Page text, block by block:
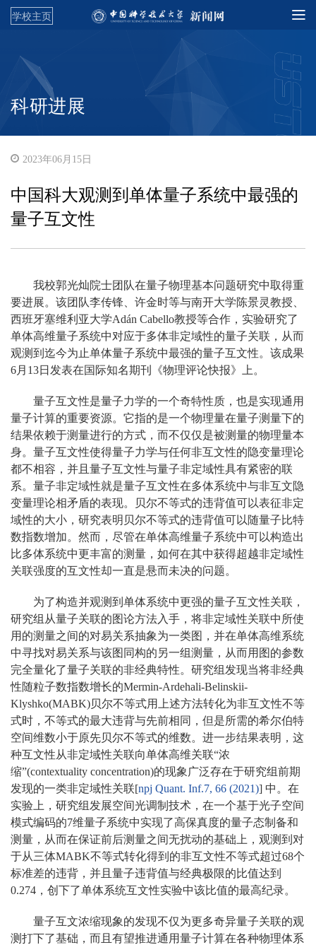
学校主页
科研进展
2023年06月15日
中国科大观测到单体量子系统中最强的
量子互文性
我校郭光灿院士团队在量子物理基本问题研究中取得重
要进展。该团队李传锋、许金时等与南开大学陈景灵教授、
西班牙塞维利亚大学Adán Cabello教授等合作，实验研究了
单体高维量子系统中对应于多体非定域性的量子关联，从而
观测到迄今为止单体量子系统中最强的量子互文性。该成果
6月13日发表在国际知名期刊《物理评论快报》上。
量子互文性是量子力学的一个奇特性质，也是实现通用
量子计算的重要资源。它指的是一个物理量在量子测量下的
结果依赖于测量进行的方式，而不仅仅是被测量的物理量本
身。量子互文性使得量子力学与任何非互文性的隐变量理论
都不相容，并且量子互文性与量子非定域性具有紧密的联
系。量子非定域性就是量子互文性在多体系统中与非互文隐
变量理论相矛盾的表现。贝尔不等式的违背值可以表征非定
域性的大小，研究表明贝尔不等式的违背值可以随量子比特
数指数增加。然而，尽管在单体高维量子系统中可以构造出
比多体系统中更丰富的测量，如何在其中获得超越非定域性
关联强度的互文性却一直是悬而未决的问题。
为了构造并观测到单体系统中更强的量子互文性关联，
研究组从量子关联的图论方法入手，将非定域性关联中所使
用的测量之间的对易关系抽象为一类图，并在单体高维系统
中寻找对易关系与该图同构的另一组测量，从而用图的参数
完全量化了量子关联的非经典特性。研究组发现当将非经典
性随粒子数指数增长的Mermin-Ardehali-Belinskii-
Klyshko(MABK)贝尔不等式用上述方法转化为非互文性不等
式时，不等式的最大违背与先前相同，但是所需的希尔伯特
空间维数小于原先贝尔不等式的维数。进一步结果表明，这
种互文性从非定域性关联向单体高维关联“浓
缩”(contextuality concentration)的现象广泛存在于研究组前期
发现的一类非定域性关联[npj Quant. Inf.7, 66 (2021)] 中。在
实验上，研究组发展空间光调制技术，在一个基于光子空间
模式编码的7维量子系统中实现了高保真度的量子态制备和
测量，从而在保证前后测量之间无扰动的基础上，观测到对
于从三体MABK不等式转化得到的非互文性不等式超过68个
标准差的违背，并且量子违背值与经典极限的比值达到
0.274，创下了单体系统互文性实验中该比值的最高纪录。
量子互文浓缩现象的发现不仅为更多奇异量子关联的观
测打下了基础，而且有望推进通用量子计算在各种物理体系